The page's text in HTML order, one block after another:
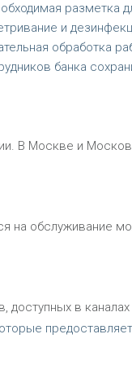
разметка
и
обработка
банка
В Москве и
на обслуживание
в каналах